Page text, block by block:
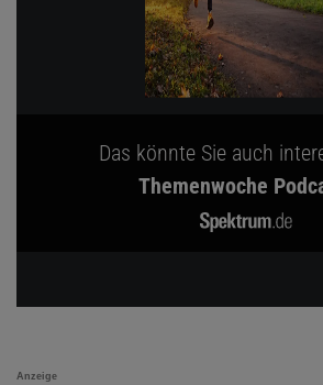
Das könnte Sie auch
Themenwoche
Anzeige